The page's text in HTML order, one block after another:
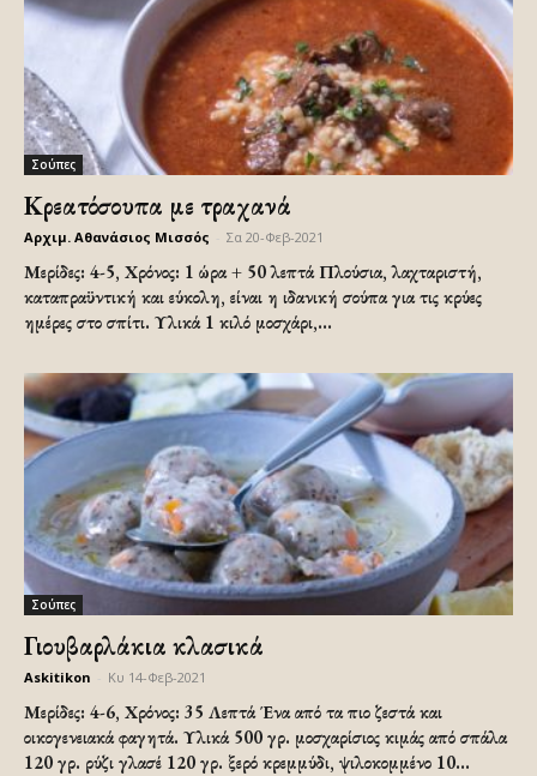
Σούπες
Κρεατόσουπα με τραχανά
Αρχιμ. Αθανάσιος Μισσός Σα 20-Φεβ-2021
Μερίδες: 4-5, Χρόνος: 1 ώρα + 50 λεπτά Πλούσια, λαχταριστή,
καταπραϋντική και εύκολη, είναι η ιδανική σούπα για τις κρύες
ημέρες στο σπίτι. Υλικά 1 κιλό μοσχάρι,...
Σούπες
Γιουβαρλάκια κλασικά
Askitikon Κυ 14-Φεβ-2021
Μερίδες: 4-6, Χρόνος: 35 Λεπτά Ένα από τα πιο ζεστά και
οικογενειακά φαγητά. Υλικά 500 γρ. μοσχαρίσιος κιμάς από σπάλα
120 γρ. ρύζι γλασέ 120 γρ. ξερό κρεμμύδι, ψιλοκομμένο 10...